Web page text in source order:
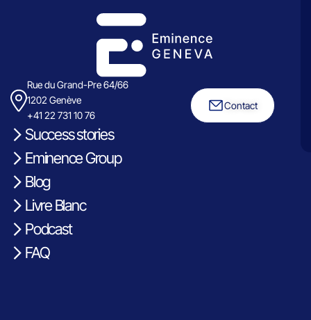
Rue du Grand-Pre 64/66
1202 Genève
+41 22 731 10 76
Contact
Success stories
Eminence Group
Blog
Livre Blanc
Podcast
FAQ